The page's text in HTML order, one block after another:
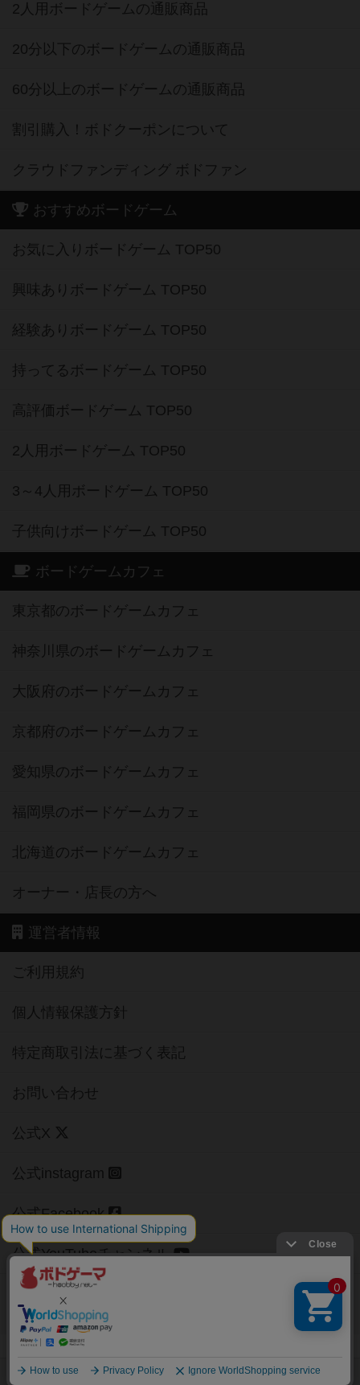
2人用ボードゲームの通販商品
20分以下のボードゲームの通販商品
60分以上のボードゲームの通販商品
割引購入！ボドクーポンについて
クラウドファンディング ボドファン
おすすめボードゲーム
お気に入りボードゲーム TOP50
興味ありボードゲーム TOP50
経験ありボードゲーム TOP50
持ってるボードゲーム TOP50
高評価ボードゲーム TOP50
2人用ボードゲーム TOP50
3～4人用ボードゲーム TOP50
子供向けボードゲーム TOP50
ボードゲームカフェ
東京都のボードゲームカフェ
神奈川県のボードゲームカフェ
大阪府のボードゲームカフェ
京都府のボードゲームカフェ
愛知県のボードゲームカフェ
福岡県のボードゲームカフェ
北海道のボードゲームカフェ
オーナー・店長の方へ
運営者情報
ご利用規約
個人情報保護方針
特定商取引法に基づく表記
お問い合わせ
公式X
公式instagram
公式Facebook
公式YouTubeチャンネル